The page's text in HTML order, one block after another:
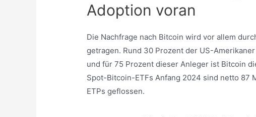
Adoption voran
Die Nachfrage nach Bitcoin wird vor allem
getragen. Rund 30 Prozent der US-
und für 75 Prozent dieser Anleger ist Bitcoin
Spot-Bitcoin-ETFs Anfang 2024 sind netto 87
ETPs geflossen.